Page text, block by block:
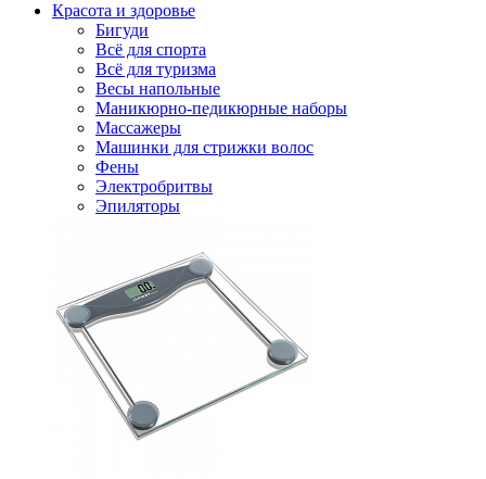
Красота и здоровье
Бигуди
Всё для спорта
Всё для туризма
Весы напольные
Маникюрно-педикюрные наборы
Массажеры
Машинки для стрижки волос
Фены
Электробритвы
Эпиляторы